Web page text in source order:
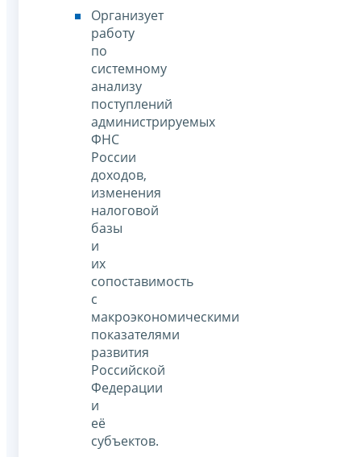
Организует
работу
по
системному
анализу
поступлений
администрируемых
ФНС
России
доходов,
изменения
налоговой
базы
и
их
сопоставимость
с
макроэкономическими
показателями
развития
Российской
Федерации
и
её
субъектов.